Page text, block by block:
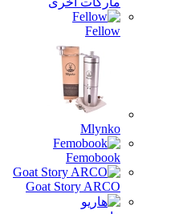
Fellow
Mlynko
Femobook
Goat Story ARCO